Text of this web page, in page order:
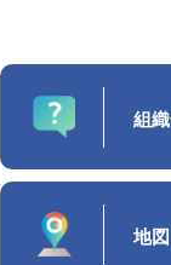
組
地図